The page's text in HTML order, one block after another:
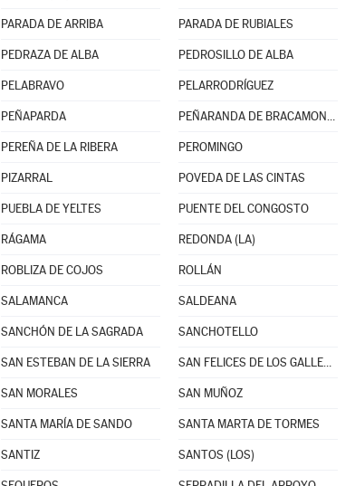
PARADA DE ARRIBA PARADA DE RUBIALES
PEDRAZA DE ALBA PEDROSILLO DE ALBA
PELABRAVO PELARRODRÍGUEZ
PEÑAPARDA PEÑARANDA DE BRACAMONTE
PEREÑA DE LA RIBERA PEROMINGO
PIZARRAL POVEDA DE LAS CINTAS
PUEBLA DE YELTES PUENTE DEL CONGOSTO
RÁGAMA REDONDA (LA)
ROBLIZA DE COJOS ROLLÁN
SALAMANCA SALDEANA
SANCHÓN DE LA SAGRADA SANCHOTELLO
SAN ESTEBAN DE LA SIERRA SAN FELICES DE LOS GALLEGOS
SAN MORALES SAN MUÑOZ
SANTA MARÍA DE SANDO SANTA MARTA DE TORMES
SANTIZ SANTOS (LOS)